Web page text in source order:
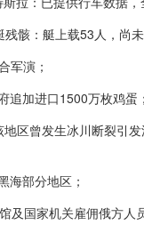
骸：艇上载53人，尚未
军演；
追加进口1500万枚鸡蛋；
区曾发生冰川断裂引
海部分地区；
及国家机关雇佣俄方人